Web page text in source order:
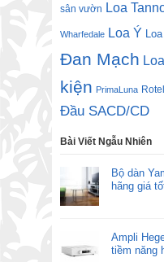
sân vườn Loa
Wharfedale Loa Ý
Đan Mạch
kiện PrimaLuna Rotel
Đầu SACD/CD
Bài Viết Ngẫu Nhiên
Bộ dàn
hãng giá
Ampli
tiềm năng